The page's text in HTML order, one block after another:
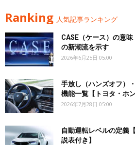
Ranking 人気記事ランキング
CASE（ケース）の意
の新潮流を示す
2026年6月25日 05:00
手放し（ハンズオフ）
機能一覧【トヨタ・ホ
2026年7月28日 05:00
自動運転レベルの定義
説表付き】